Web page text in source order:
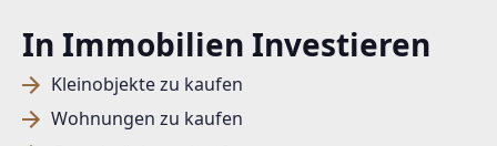
In Immobilien Investieren
Kleinobjekte zu kaufen
Wohnungen zu kaufen